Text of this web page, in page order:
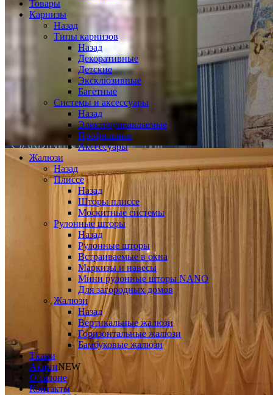
Товары
Карнизы
Назад
Типы карнизов
Назад
Декоративные
Детские
Эксклюзивные
Багетные
Системы и аксессуары
Назад
Электроуправляемые
Профильные
Аксессуары
Жалюзи
Назад
Плиссе
Назад
Шторы плиссе
Москитные системы
Рулонные шторы
Назад
Рулонные шторы
Встраиваемые в окна
Маркизы и навесы
Мини рулонные шторы NANO
Для загородных домов
Жалюзи
Назад
Вертикальные жалюзи
Горизонтальные жалюзи
Бамбуковые жалюзи
Ткани
АкцииNEW
О салоне
Контакты